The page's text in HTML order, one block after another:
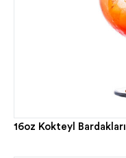
16oz Kokteyl Bardakları